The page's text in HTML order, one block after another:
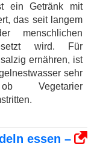
ein Getränk mit
das seit langem
menschlichen
wird. Für
ernähren, ist
sehr
Vegetarier
essen –